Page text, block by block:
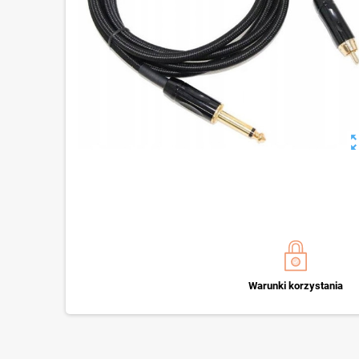
Warunki korzystania